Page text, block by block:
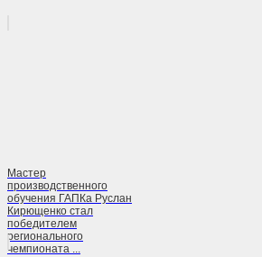
Мастер
производственного
обучения ГАПКа Руслан
Кирющенко стал
победителем
регионального
чемпионата ...